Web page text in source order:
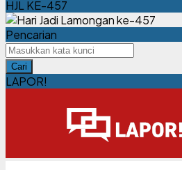
HJL KE-457
Pencarian
Cari
LAPOR!